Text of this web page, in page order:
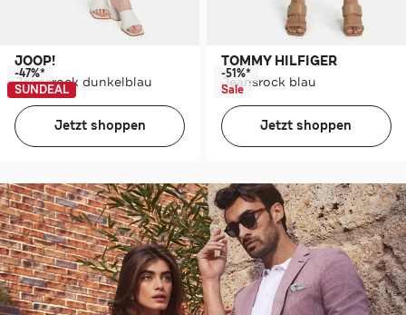
JOOP!
Jeansrock dunkelblau
-47%*
SUNDEAL
Jetzt shoppen
TOMMY HILFIGER
Jeansrock blau
-51%*
Sale
Jetzt shoppen